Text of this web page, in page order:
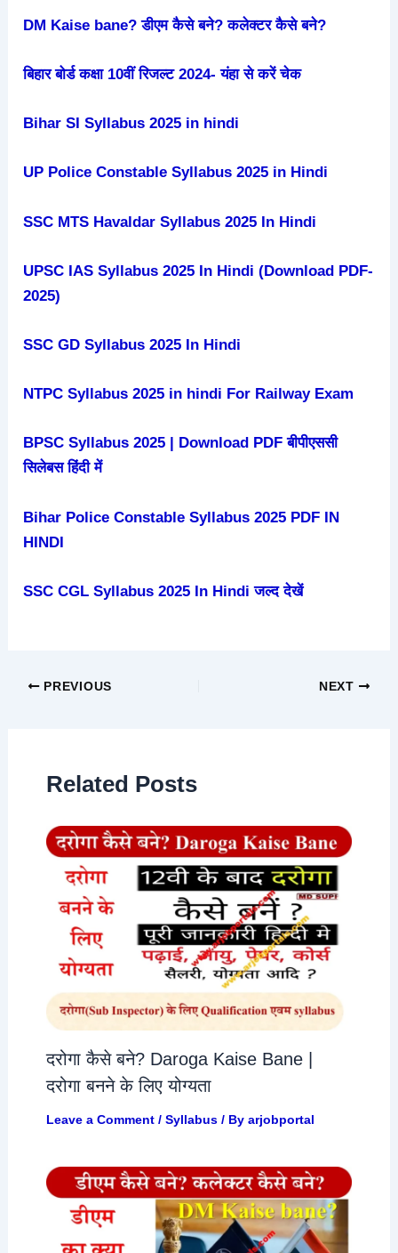
DM Kaise bane? डीएम कैसे बने? कलेक्टर कैसे बने?
बिहार बोर्ड कक्षा 10वीं रिजल्ट 2024- यंहा से करें चेक
Bihar SI Syllabus 2025 in hindi
UP Police Constable Syllabus 2025 in Hindi
SSC MTS Havaldar Syllabus 2025 In Hindi
UPSC IAS Syllabus 2025 In Hindi (Download PDF-
2025)
SSC GD Syllabus 2025 In Hindi
NTPC Syllabus 2025 in hindi For Railway Exam
BPSC Syllabus 2025 | Download PDF बीपीएससी
सिलेबस हिंदी में
Bihar Police Constable Syllabus 2025 PDF IN
HINDI
SSC CGL Syllabus 2025 In Hindi जल्द देखें
PREVIOUS NEXT
Related Posts
दरोगा कैसे बने? Daroga Kaise Bane |
दरोगा बनने के लिए योग्यता
Leave a Comment / Syllabus/ By arjobportal